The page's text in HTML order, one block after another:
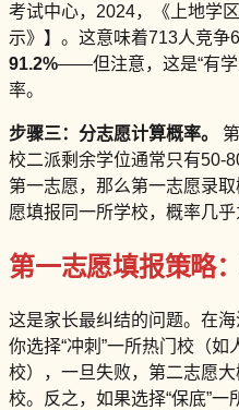
考试中心，2024，《上地学
示》】。这意味着713人竞争
91.2%——但注意，这是“有学
率。
步骤三：分志愿计算概率。
校二派剩余学位通常只有50-
第一志愿，那么第一志愿录
愿填报同一所学校，概率几
第一志愿填报策略
这是家长最纠结的问题。在海
你选择“冲刺”一所热门校（
校），一旦失败，第二志愿
校。反之，如果选择“保底”一